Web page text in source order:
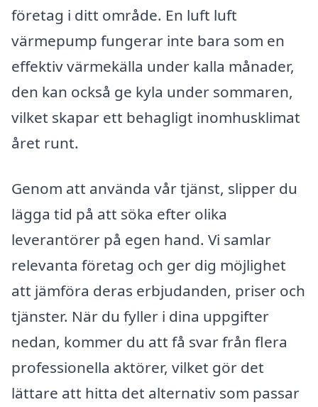
företag i ditt område. En luft luft
värmepump fungerar inte bara som en
effektiv värmekälla under kalla månader,
den kan också ge kyla under sommaren,
vilket skapar ett behagligt inomhusklimat
året runt.
Genom att använda vår tjänst, slipper du
lägga tid på att söka efter olika
leverantörer på egen hand. Vi samlar
relevanta företag och ger dig möjlighet
att jämföra deras erbjudanden, priser och
tjänster. När du fyller i dina uppgifter
nedan, kommer du att få svar från flera
professionella aktörer, vilket gör det
lättare att hitta det alternativ som passar